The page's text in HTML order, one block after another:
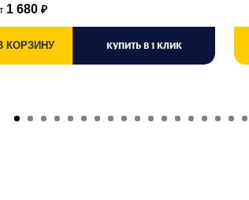
1 680 ₽
КОРЗИНУ КУПИТЬ В 1 КЛИК